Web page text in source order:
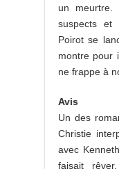
un meurtre.
suspects et
Poirot se
montre pour
ne frappe à
Avis
Un des
Christie
avec
faisait